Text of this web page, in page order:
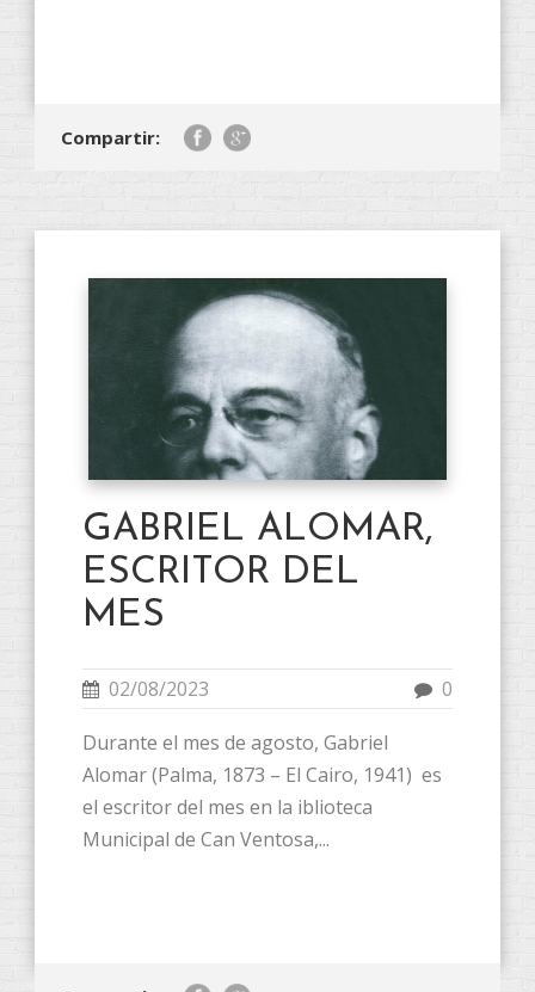
Compartir:
GABRIEL ALOMAR,
ESCRITOR DEL
MES
02/08/2023 0
Durante el mes de agosto, Gabriel
Alomar (Palma, 1873 – El Cairo, 1941) es
el escritor del mes en la iblioteca
Municipal de Can Ventosa,...